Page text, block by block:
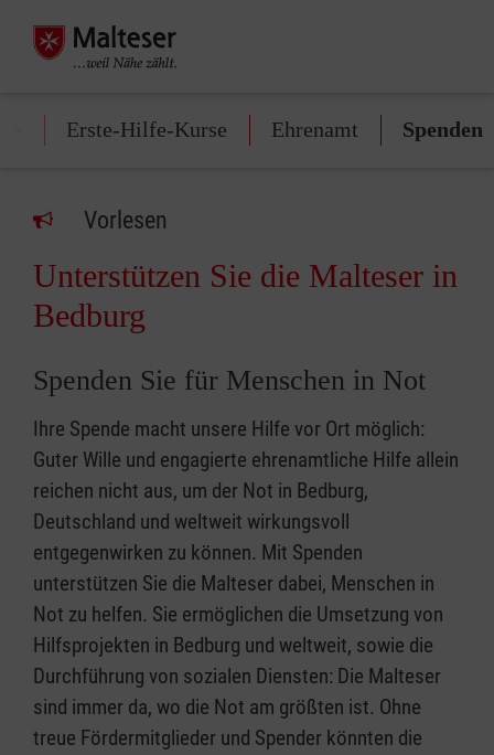
Erste-Hilfe-Kurse Ehrenamt Spenden
Vorlesen
Unterstützen Sie die Malteser in
Bedburg
Spenden Sie für Menschen in Not
Ihre Spende macht unsere Hilfe vor Ort möglich:
Guter Wille und engagierte ehrenamtliche Hilfe allein
reichen nicht aus, um der Not in Bedburg,
Deutschland und weltweit wirkungsvoll
entgegenwirken zu können. Mit Spenden
unterstützen Sie die Malteser dabei, Menschen in
Not zu helfen. Sie ermöglichen die Umsetzung von
Hilfsprojekten in Bedburg und weltweit, sowie die
Durchführung von sozialen Diensten: Die Malteser
sind immer da, wo die Not am größten ist. Ohne
treue Fördermitglieder und Spender könnten die